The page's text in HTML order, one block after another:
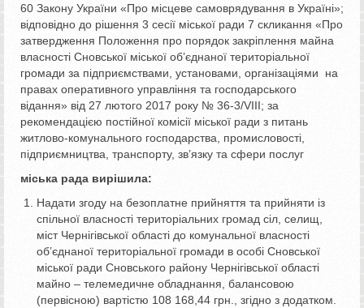
60 Закону України «Про місцеве самоврядування в Україні»;
відповідно до рішення 3 сесії міської ради 7 скликання «Про
затвердження Положення про порядок закріплення майна
власності Сновської міської об’єднаної територіальної
громади за підприємствами, установами, організаціями на
правах оперативного управління та господарського
відання» від 27 лютого 2017 року № 36-3/VІІІ; за
рекомендацією постійної комісії міської ради з питань
житлово-комунального господарства, промисловості,
підприємництва, транспорту, зв’язку та сфери послуг
міська рада вирішила:
Надати згоду на безоплатне прийняття та прийняти із
спільної власності територіальних громад сіл, селищ,
міст Чернігівської області до комунальної власності
об’єднаної територіальної громади в особі Сновської
міської ради Сновського району Чернігівської області
майно – телемедичне обладнання, балансовою
(первісною) вартістю 108 168,44 грн., згідно з додатком.